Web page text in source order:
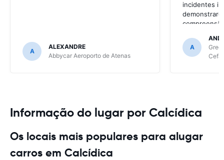
A
ALEXANDRE
Abbycar Aeroporto de Atenas
incidentes
continua a
de site para
A
Informação do lugar por Calcídica
Os locais mais populares para alugar
carros em Calcídica